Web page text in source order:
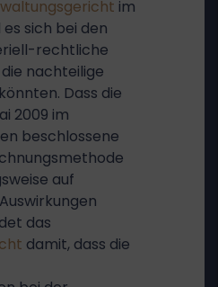
im
sich bei den
rechtliche
nachteilige
Dass die
2009 im
beschlossene
auf
das
damit, dass die